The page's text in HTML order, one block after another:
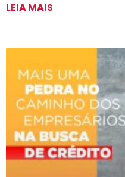
LEIA MAIS